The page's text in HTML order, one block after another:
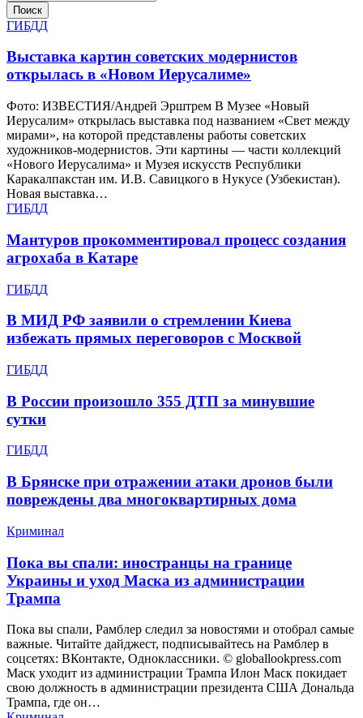
Поиск
ГИБДД
Выставка картин советских модернистов
открылась в «Новом Иерусалиме»
Фото: ИЗВЕСТИЯ/Андрей Эрштрем В Музее «Новый
Иерусалим» открылась выставка под названием «Свет между
мирами», на которой представлены работы советских
художников-модернистов. Эти картины — части коллекций
«Нового Иерусалима» и Музея искусств Республики
Каракалпакстан им. И.В. Савицкого в Нукусе (Узбекистан).
Новая выставка…
ГИБДД
Мантуров прокомментировал процесс создания
агрохаба в Катаре
ГИБДД
В МИД РФ заявили о стремлении Киева
избежать прямых переговоров с Москвой
ГИБДД
В России произошло 355 ДТП за минувшие
сутки
ГИБДД
В Брянске при отражении атаки дронов были
повреждены два многоквартирных дома
Криминал
Пока вы спали: иностранцы на границе
Украины и уход Маска из администрации
Трампа
Пока вы спали, Рамблер следил за новостями и отобрал самые
важные. Читайте дайджест, подписывайтесь на Рамблер в
соцсетях: ВКонтакте, Одноклассники. © globallookpress.com
Маск уходит из администрации Трампа Илон Маск покидает
свою должность в администрации президента США Дональда
Трампа, где он…